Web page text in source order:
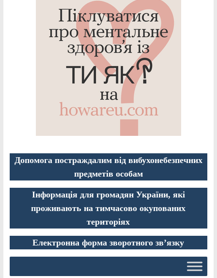
Допомога постраждалим від вибухонебезпечних
предметів особам
Інформація для громадян України, які
проживають на тимчасово окупованих
територіях
Електронна форма зворотного зв’язку